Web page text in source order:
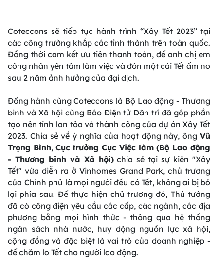
Coteccons sẽ tiếp tục hành trình “Xây Tết 2023” tại
các công trường khắp các tỉnh thành trên toàn quốc.
Đồng thời cam kết ưu tiên thanh toán, để anh chị em
công nhân yên tâm làm việc và đón một cái Tết ấm no
sau 2 năm ảnh hưởng của đại dịch.
Đồng hành cùng Coteccons là Bộ Lao động - Thương
binh và Xã hội cùng Báo Điện tử Dân trí đã góp phần
tạo nên tính lan tỏa và thành công của dự án Xây Tết
2023. Chia sẻ về ý nghĩa của hoạt động này, ông Vũ
Trọng Bình, Cục trưởng Cục Việc làm (Bộ Lao động
- Thương binh và Xã hội)chia sẻ tại sự kiện "Xây
Tết" vừa diễn ra ở Vinhomes Grand Park, chủ trương
của Chính phủ là mọi người đều có Tết, không ai bị bỏ
lại phía sau. Để thực hiện chủ trương đó, Thủ tướng
đã có công điện yêu cầu các cấp, các ngành, các địa
phương bằng mọi hình thức - thông qua hệ thống
ngân sách nhà nước, huy động nguồn lực xã hội,
cộng đồng và đặc biệt là vai trò của doanh nghiệp -
để chăm lo Tết cho người lao động.